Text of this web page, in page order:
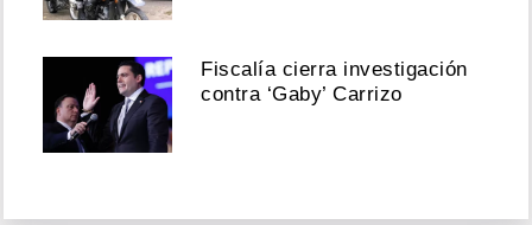
Fiscalía cierra investigación
contra ‘Gaby’ Carrizo